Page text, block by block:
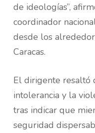
de ideologías”,
coordinador
desde los
Caracas.
El dirigente resaltó
intolerancia y la
tras indicar que
seguridad